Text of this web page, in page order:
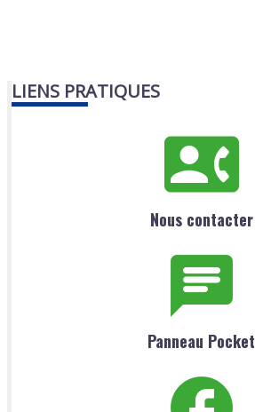
LIENS PRATIQUES
Nous contacter
Panneau Pocket